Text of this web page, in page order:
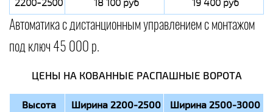
2200-2500 18 100 руб 19 400 руб
Автоматика с дистанционным управлением с монтажом
под ключ 45 000 р.
ЦЕНЫ НА КОВАННЫЕ РАСПАШНЫЕ ВОРОТА
Высота Ширина 2200-2500 Ширина 2500-3000